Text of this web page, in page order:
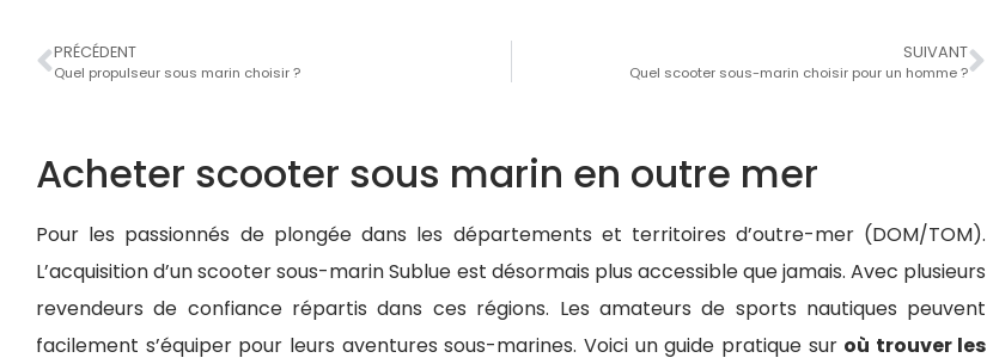
PRÉCÉDENT
Quel propulseur sous marin choisir ?
SUIVANT
Quel scooter sous-marin choisir pour un homme ?
Acheter scooter sous marin en outre mer
Pour les passionnés de plongée dans les départements et territoires d’outre-mer (DOM/TOM).
L’acquisition d’un scooter sous-marin Sublue est désormais plus accessible que jamais. Avec plusieurs
revendeurs de confiance répartis dans ces régions. Les amateurs de sports nautiques peuvent
facilement s’équiper pour leurs aventures sous-marines. Voici un guide pratique sur où trouver les